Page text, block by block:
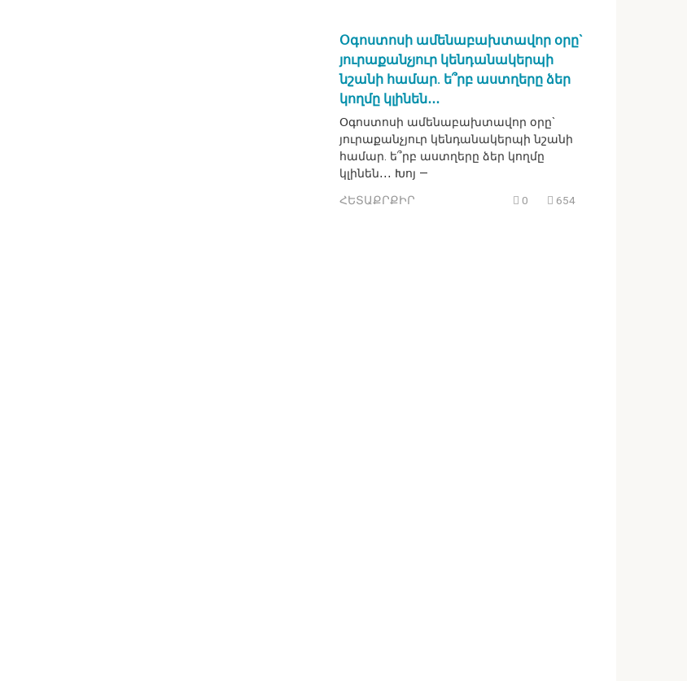
Օգոստոսի ամենաբախտավոր օրը`
յուրաքանչյուր կենդանակերպի
նշանի համար. ե՞րբ աստղերը ձեր
կողմը կլինեն․․․
Օգոստոսի ամենաբախտավոր օրը`
յուրաքանչյուր կենդանակերպի նշանի
համար. ե՞րբ աստղերը ձեր կողմը
կլինեն․․․ Խոյ —
ՀԵՏԱՔՐՔԻՐ 0 654